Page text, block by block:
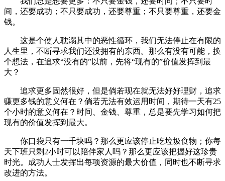
间，还要成功；不只要成功，还要尊重；不只要尊重，还要金
钱。
这是个使人耽溺其中的恶性循环，我们无法停止在有限的
人生里，不断寻求我们还没拥有的东西。那么有没有可能，换
个想法，在追求“没有的”以前，先将“现有的”价值发挥到最
大？
追求更多固然很好，但是倘若现在就无法好好理财，追求
赚更多钱的意义何在？倘若无法有效运用时间，期待一天有25
个小时的意义何在？时间、金钱、尊重，总是要先学习如何把
现有的价值发挥到最大。
你口袋只有一千块吗？那么更应该停止吃垃圾食物；你每
天下班只剩2小时可以陪伴家人吗？那么更应该把握好这珍贵
时光。成功人士发挥出每项资源的最大价值，同时也不断寻求
改进的方法。